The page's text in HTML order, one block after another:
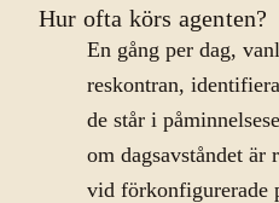
Hur ofta körs agenten?
En gång per dag,
reskontran,
de står i
om dagsavståndet är
vid förkonfigurerade